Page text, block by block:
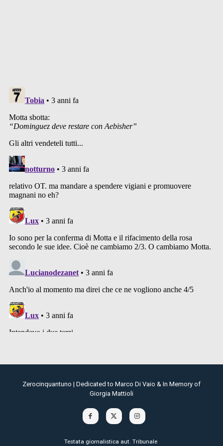
Zerocinquantuno | Dedicated to Marco Di Vaio & In Memory of
Giorgia Mattioli
Testata giornalistica aut. Tribunale